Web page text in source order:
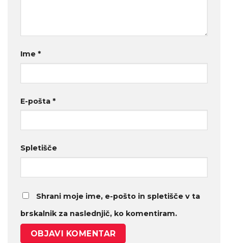
Ime *
E-pošta *
Spletišče
Shrani moje ime, e-pošto in spletišče v ta
brskalnik za naslednjič, ko komentiram.